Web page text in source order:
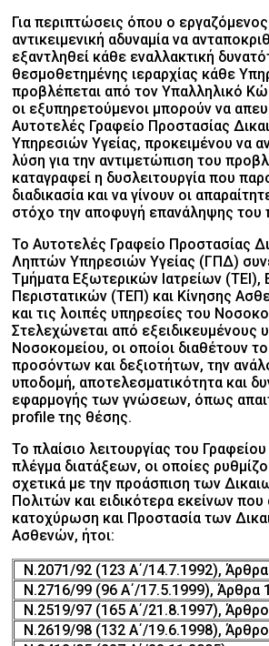
Για περιπτώσεις όπου ο
αντικειμενική αδυναμία να
εξαντληθεί κάθε εναλλακτική
θεσμοθετημένης ιεραρχίας κάθε
προβλέπεται από τον Υπαλληλικό
οι εξυπηρετούμενοι μπορούν να
Αυτοτελές Γραφείο Προστασίας
Υπηρεσιών Υγείας, προκειμένου να
λύση για την αντιμετώπιση του
καταγραφεί η δυσλειτουργία που
διαδικασία και να γίνουν οι
στόχο την αποφυγή επανάληψης του
Το Αυτοτελές Γραφείο Προστασίας
Ληπτών Υπηρεσιών Υγείας (ΓΠΔ)
Τμήματα Εξωτερικών Ιατρείων (ΤΕΙ),
Περιστατικών (ΤΕΠ) και Κίνησης
και τις λοιπές υπηρεσίες του
Στελεχώνεται από εξειδικευμένους
Νοσοκομείου, οι οποίοι διαθέτουν
προσόντων και δεξιοτήτων, την
υποδομή, αποτελεσματικότητα και
εφαρμογής των γνώσεων, όπως
profile της θέσης.
Το πλαίσιο λειτουργίας του
πλέγμα διατάξεων, οι οποίες
σχετικά με την προάσπιση των
Πολιτών και ειδικότερα εκείνων
κατοχύρωση και Προστασία των
Ασθενών, ήτοι:
Ν.2071/92 (123 Α΄/14.7.1992),
Ν.2716/99 (96 Α΄/17.5.1999), Άρθρα
Ν.2519/97 (165 Α΄/21.8.1997),
Ν.2619/98 (132 Α΄/19.6.1998), Άρθρο